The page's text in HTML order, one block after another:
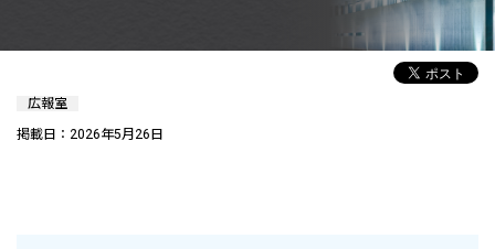
広報室
掲載日：2026年5月26日